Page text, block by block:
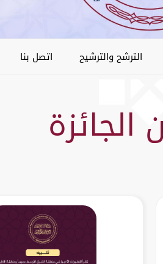
الترشح والترشيح اتصل بنا
الجائزة